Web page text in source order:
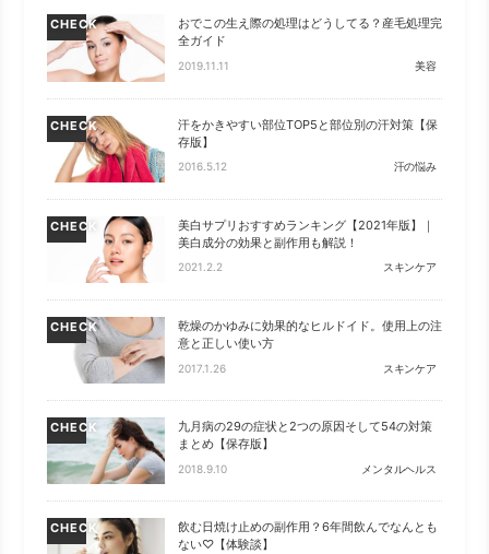
CHECK
おでこの生え際の処理はどうしてる？産毛処理完
全ガイド
2019.11.11 美容
CHECK
汗をかきやすい部位TOP5と部位別の汗対策【保
存版】
2016.5.12 汗の悩み
CHECK
美白サプリおすすめランキング【2021年版】｜
美白成分の効果と副作用も解説！
2021.2.2 スキンケア
CHECK
乾燥のかゆみに効果的なヒルドイド。使用上の注
意と正しい使い方
2017.1.26 スキンケア
CHECK
九月病の29の症状と2つの原因そして54の対策
まとめ【保存版】
2018.9.10 メンタルヘルス
CHECK
飲む日焼け止めの副作用？6年間飲んでなんとも
ない♡【体験談】